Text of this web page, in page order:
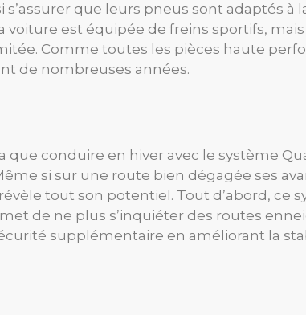
que leurs pneus sont adaptés à
est équipée de freins sportifs,
Comme toutes les pièces haute
de nombreuses années.
conduire en hiver avec le système
si sur une route bien dégagée ses
tout son potentiel. Tout d’abord, ce
de ne plus s’inquiéter des routes
supplémentaire en améliorant la